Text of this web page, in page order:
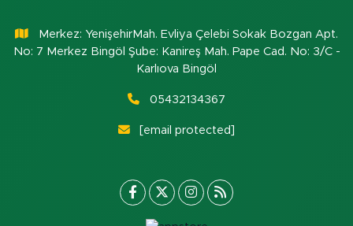
Merkez: YenişehirMah. Evliya Çelebi Sokak Bozgan Apt.
No: 7 Merkez Bingöl Şube: Kanireş Mah. Pape Cad. No: 3/C -
Karlıova Bingöl
05432134367
[email protected]